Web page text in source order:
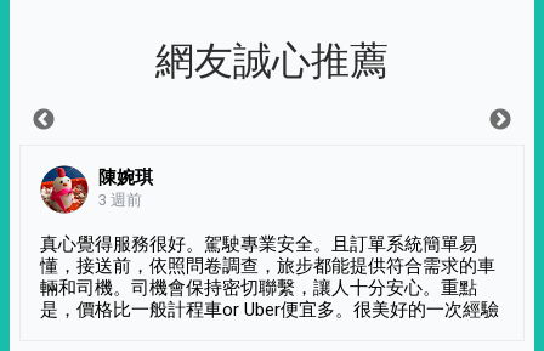
網友誠心推薦
陳婉琪
3 週前
真心覺得服務很好。駕駛專業安全。且訂單系統簡單易
懂，接送前，依照問卷調查，旅步都能提供符合需求的車
輛和司機。司機會保持密切聯繫，讓人十分安心。重點
是，價格比一般計程車or Uber便宜多。很美好的一次經驗